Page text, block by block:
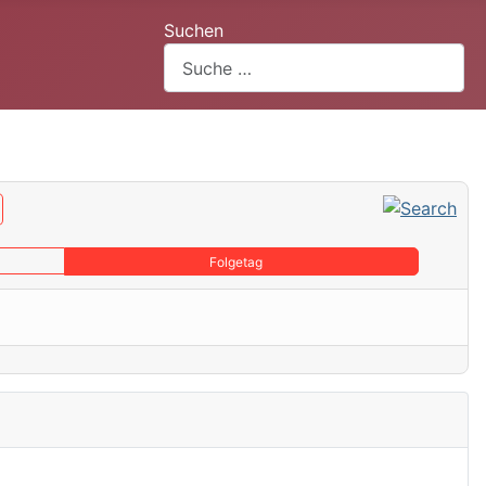
Suchen
Folgetag